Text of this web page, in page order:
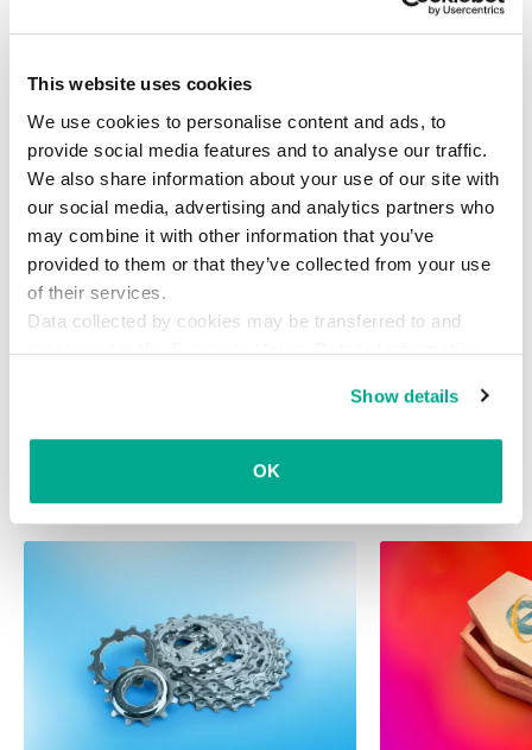
This website uses cookies
We use cookies to personalise content and ads, to
provide social media features and to analyse our traffic.
We also share information about your use of our site with
our social media, advertising and analytics partners who
may combine it with other information that you’ve
provided to them or that they’ve collected from your use
of their services.
Data collected by cookies may be transferred to and
processed in the European Union. Detailed information
Show details
OK
関連記事